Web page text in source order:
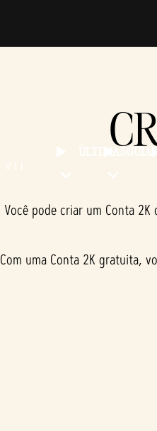
Você pode criar um Conta
Com uma Conta 2K gratuita,